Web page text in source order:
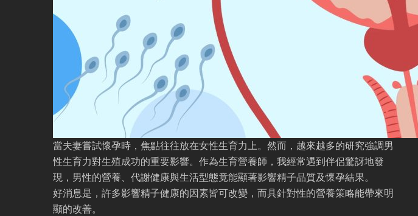
當夫妻嘗試懷孕時，焦點往往放在女性生育力上。然而，越來越多的研究強調男
性生育力對生殖成功的重要影響。作為生育營養師，我經常遇到伴侶驚訝地發
現，男性的營養、代謝健康與生活型態竟能顯著影響精子品質及懷孕結果。
好消息是，許多影響精子健康的因素皆可改變，而具針對性的營養策略能帶來明
顯的改善。